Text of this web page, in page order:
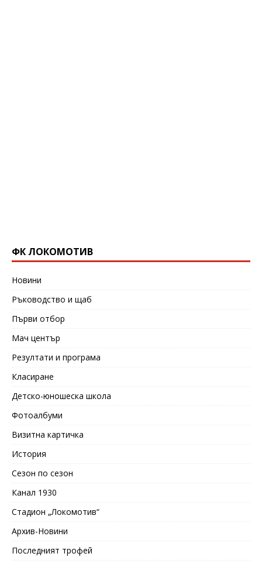
ФК ЛОКОМОТИВ
Новини
Ръководство и щаб
Първи отбор
Мач център
Резултати и програма
Класиране
Детско-юношеска школа
Фотоалбуми
Визитна картичка
История
Сезон по сезон
Канал 1930
Стадион „Локомотив“
Архив-Новини
Последният трофей